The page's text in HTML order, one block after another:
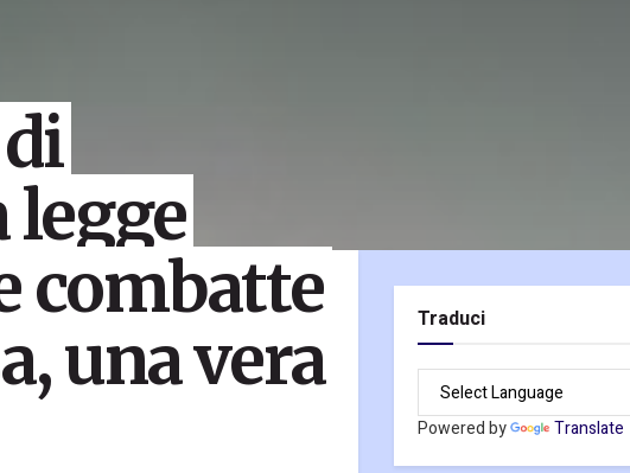
legge
combatte
una vera
Traduci
Powered by Translate